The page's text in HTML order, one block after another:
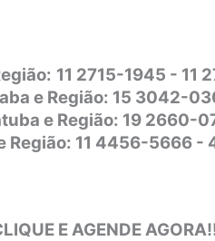
11 2715-1945 - 11
e Região: 15 3042-
e Região: 19 2660-
Região: 11 4456-5666
E AGENDE